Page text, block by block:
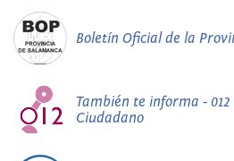
Boletín Oficial de la
También te informa -
Ciudadano